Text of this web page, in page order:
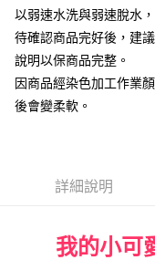
宅配
每筆NT$80，滿
以弱速水洗與弱速脫水
待確認商品完好後，建
說明以保商品完整。
因商品經染色加工作業
後會變柔軟。
詳細說明
我的小可